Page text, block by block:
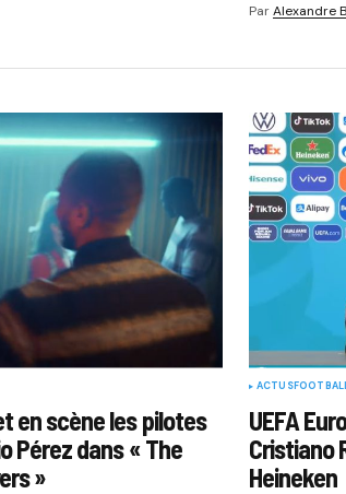
ParAlexandre
en scène les pilotes
Pérez dans « The
»
ACTUS
UEFA
Cristiano
Heineken